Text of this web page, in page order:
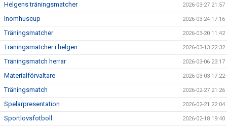
Helgens träningsmatcher 2026-03-27 21:57
Inomhuscup 2026-03-24 17:16
Träningsmatcher 2026-03-20 11:42
Träningsmatcher i helgen 2026-03-13 22:32
Träningsmatch herrar 2026-03-06 23:17
Materialförvaltare 2026-03-03 17:22
Träningsmatch 2026-02-27 21:26
Spelarpresentation 2026-02-21 22:04
Sportlovsfotboll 2026-02-18 19:40